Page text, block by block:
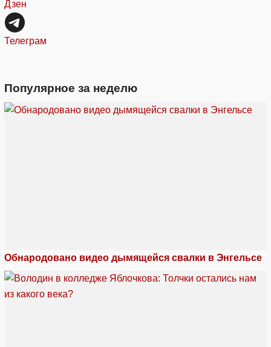
Дзен
Телеграм
Популярное за неделю
Обнародовано видео дымящейся свалки в Энгельсе